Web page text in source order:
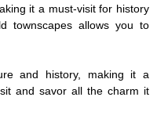
it a must-visit for history
townscapes allows you to
and history, making it a
and savor all the charm it